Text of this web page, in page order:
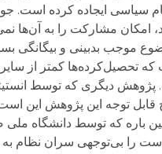
سیاسی ایجاده کرده است.
مشارکت را به آن‌ها
موجب بدبینی و بیگانگی
که تحصیل‌کرده‌ها کمتر از
دیگری که توسط
را بی‌توجهی سران نظام به